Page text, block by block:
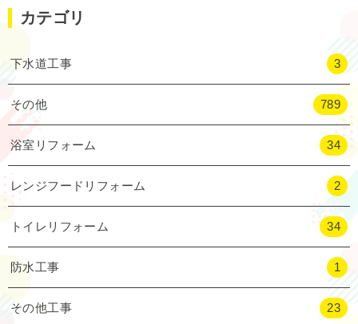
カテゴリ
下水道工事 3
その他 789
浴室リフォーム 34
レンジフードリフォーム 2
トイレリフォーム 34
防水工事 1
その他工事 23